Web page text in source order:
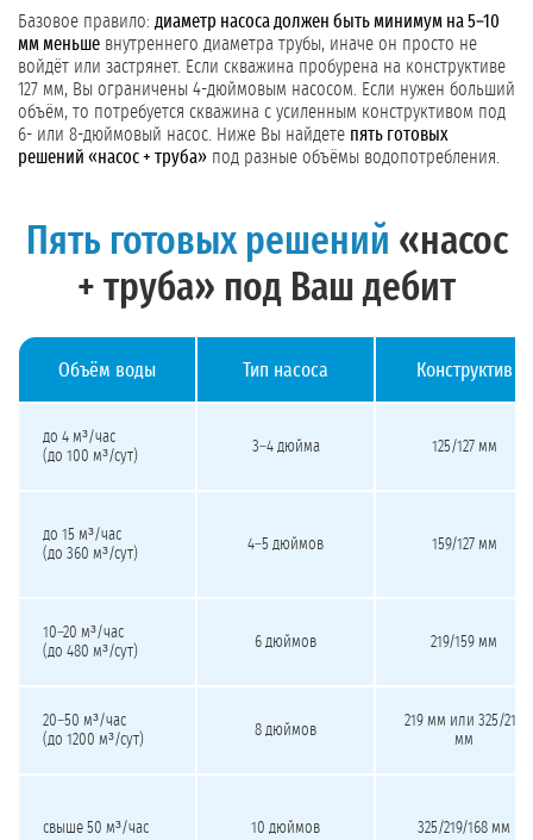
Базовое правило: диаметр насоса должен быть минимум на 5–10
мм меньше внутреннего диаметра трубы, иначе он просто не
войдёт или застрянет. Если скважина пробурена на конструктиве
127 мм, Вы ограничены 4-дюймовым насосом. Если нужен больший
объём, то потребуется скважина с усиленным конструктивом под
6- или 8-дюймовый насос. Ниже Вы найдете пять готовых
решений «насос + труба» под разные объёмы водопотребления.
Пять готовых решений «насос
+ труба» под Ваш дебит
Объём воды Тип насоса Конструктив
до 4 м³/час
(до 100 м³/сут)
3–4 дюйма 125/127 мм
до 15 м³/час
(до 360 м³/сут)
4–5 дюймов 159/127 мм
10–20 м³/час
(до 480 м³/сут)
6 дюймов 219/159 мм
20–50 м³/час
(до 1200 м³/сут)
8 дюймов
219 мм или 325/219
мм
свыше 50 м³/час 10 дюймов 325/219/168 мм